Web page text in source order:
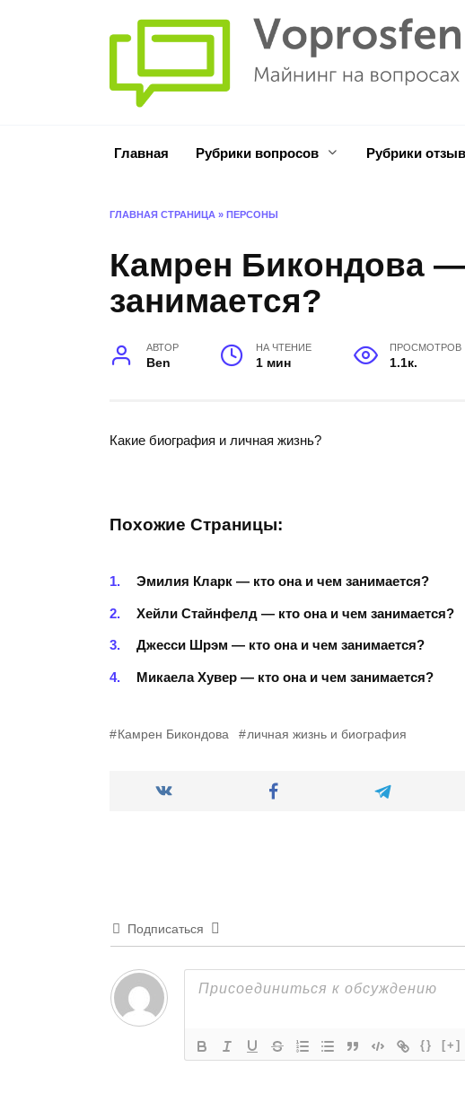
Главная Рубрики вопросов Рубрики
ГЛАВНАЯ СТРАНИЦА » ПЕРСОНЫ
Камрен Бикондова
занимается?
АВТОР
Ben
НА ЧТЕНИЕ
1 мин
ПРОСМОТРОВ
1.1к.
Какие биография и личная жизнь?
Похожие Страницы:
Эмилия Кларк — кто она и чем занимается?
Хейли Стайнфелд — кто она и чем занимается?
Джесси Шрэм — кто она и чем занимается?
Микаела Хувер — кто она и чем занимается?
Камрен Бикондова личная жизнь и биография
Подписаться
{} [+]